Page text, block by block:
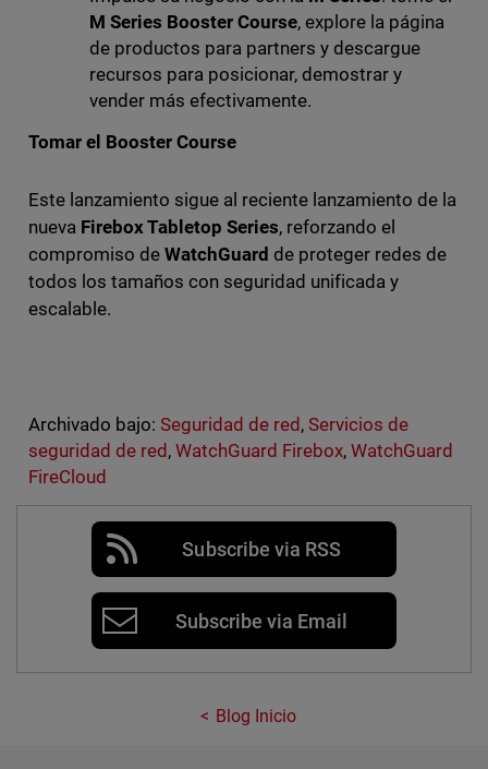
M Series Booster Course, explore la página
de productos para partners y descargue
recursos para posicionar, demostrar y
vender más efectivamente.
Tomar el Booster Course
Este lanzamiento sigue al reciente lanzamiento de la
nueva Firebox Tabletop Series, reforzando el
compromiso de WatchGuard de proteger redes de
todos los tamaños con seguridad unificada y
escalable.
Archivado bajo: Seguridad de red,Servicios de
seguridad de red, WatchGuard Firebox,WatchGuard
FireCloud
Subscribe via RSS
Subscribe via Email
Blog Inicio